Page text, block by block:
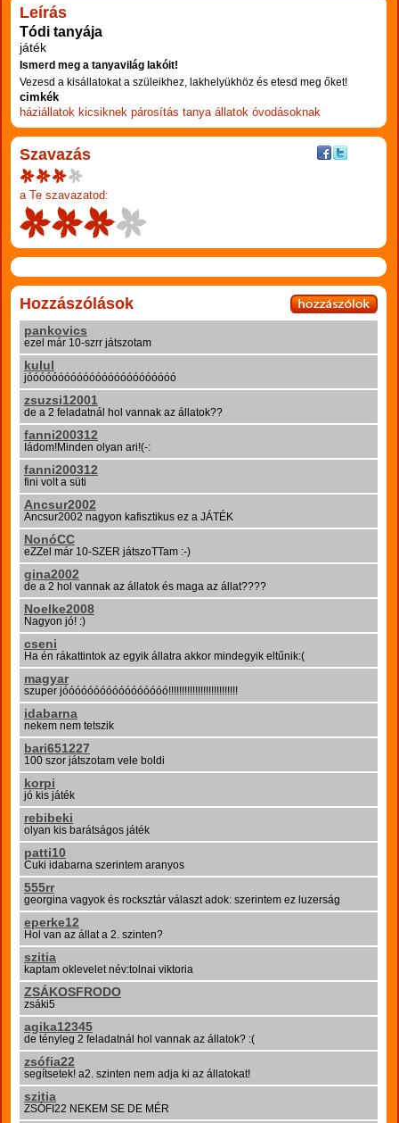
Leírás
Tódi tanyája
játék
Ismerd meg a tanyavilág lakóit!
Vezesd a kisállatokat a szüleikhez, lakhelyükhöz és etesd meg őket!
cimkék
háziállatok kicsiknek párosítás tanya állatok óvodásoknak
Szavazás
a Te szavazatod:
Hozzászólások
pankovics
ezel már 10-szrr játszotam
kulul
jóóóóóóóóóóóóóóóóóóóóóóóó
zsuzsi12001
de a 2 feladatnál hol vannak az állatok??
fanni200312
Iádom!Minden olyan ari!(-:
fanni200312
fini volt a süti
Ancsur2002
Ancsur2002 nagyon kafisztikus ez a JÁTÉK
NonóCC
eZZel már 10-SZER játszoTTam :-)
gina2002
de a 2 hol vannak az állatok és maga az állat????
Noelke2008
Nagyon jó! :)
cseni
Ha én rákattintok az egyik állatra akkor mindegyik eltűnik:(
magyar
szuper jóóóóóóóóóóóóóóóóó!!!!!!!!!!!!!!!!!!!!!!!!!!
idabarna
nekem nem tetszik
bari651227
100 szor játszotam vele boldi
korpi
jó kis játék
rebibeki
olyan kis barátságos játék
patti10
Cuki idabarna szerintem aranyos
555rr
georgina vagyok és rocksztár választ adok: szerintem ez luzerság
eperke12
Hol van az állat a 2. szinten?
szitia
kaptam oklevelet név:tolnai viktoria
ZSÁKOSFRODO
zsáki5
agika12345
de tényleg 2 feladatnál hol vannak az állatok? :(
zsófia22
segítsetek! a2. szinten nem adja ki az állatokat!
szitia
ZSÓFI22 NEKEM SE DE MÉR